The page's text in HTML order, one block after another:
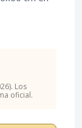
Los
oficial.